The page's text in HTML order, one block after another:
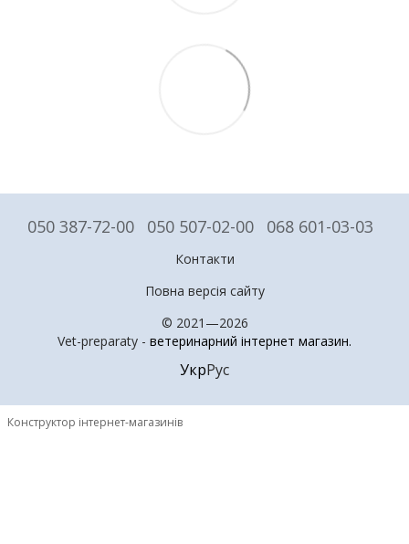
050 387-72-00 050 507-02-00 068 601-03-03
Контакти
Повна версія сайту
© 2021—2026
Vet-preparaty - ветеринарний інтернет магазин.
УкрРус
Конструктор інтернет-магазинів